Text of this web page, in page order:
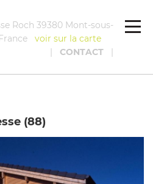
Roch 39380 Mont-sous-
voir sur la carte
| CONTACT|
(88)